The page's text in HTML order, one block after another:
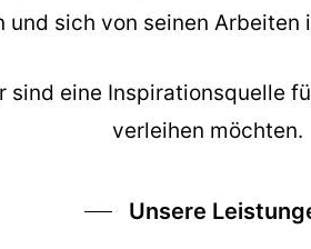
und sich von seinen Arbeiten
sind eine Inspirationsquelle
verleihen möchten.
Unsere